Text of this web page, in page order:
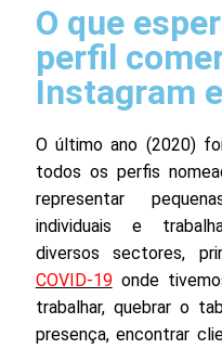
O que
perfil
Instagram
O último ano (2020)
todos os perfis
representar
individuais e
diversos sectores,
COVID-19onde
trabalhar, quebrar o
presença, encontrar